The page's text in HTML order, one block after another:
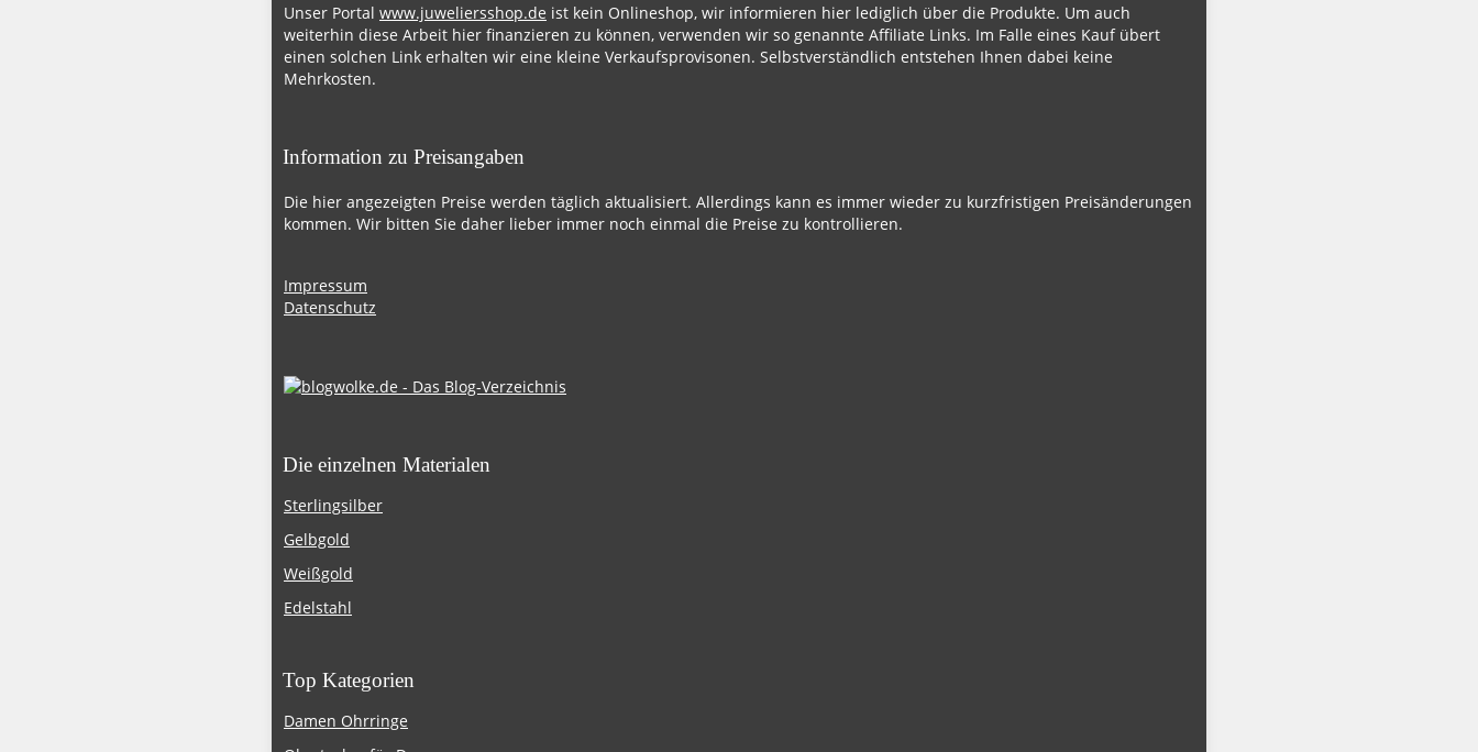
Unser Portal www.juweliersshop.de ist kein Onlineshop, wir informieren hier lediglich über die Produkte. Um auch
weiterhin diese Arbeit hier finanzieren zu können, verwenden wir so genannte Affiliate Links. Im Falle eines Kauf übert
einen solchen Link erhalten wir eine kleine Verkaufsprovisonen. Selbstverständlich entstehen Ihnen dabei keine
Mehrkosten.
Information zu Preisangaben
Die hier angezeigten Preise werden täglich aktualisiert. Allerdings kann es immer wieder zu kurzfristigen Preisänderungen
kommen. Wir bitten Sie daher lieber immer noch einmal die Preise zu kontrollieren.
Impressum
Datenschutz
Die einzelnen Materialen
Sterlingsilber
Gelbgold
Weißgold
Edelstahl
Top Kategorien
Damen Ohrringe